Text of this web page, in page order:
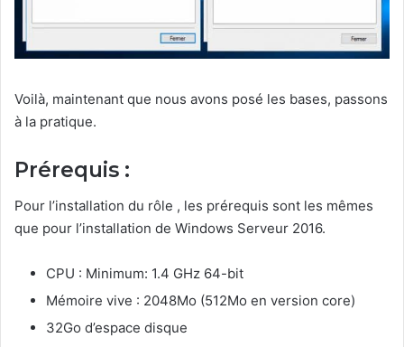
Voilà, maintenant que nous avons posé les bases, passons
à la pratique.
Prérequis :
Pour l’installation du rôle , les prérequis sont les mêmes
que pour l’installation de Windows Serveur 2016.
CPU : Minimum: 1.4 GHz 64-bit
Mémoire vive : 2048Mo (512Mo en version core)
32Go d’espace disque